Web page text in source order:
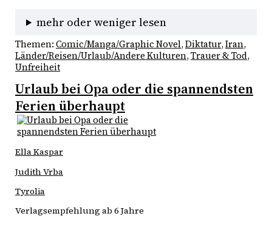
mehr oder weniger lesen
Themen: Comic/Manga/Graphic Novel, Diktatur, Iran
Länder/Reisen/Urlaub/Andere Kulturen, Trauer & Tod
Unfreiheit
Urlaub bei Opa oder die spannendsten
Ferien überhaupt
Ella Kaspar
Judith Vrba
Tyrolia
Verlagsempfehlung ab 6 Jahre